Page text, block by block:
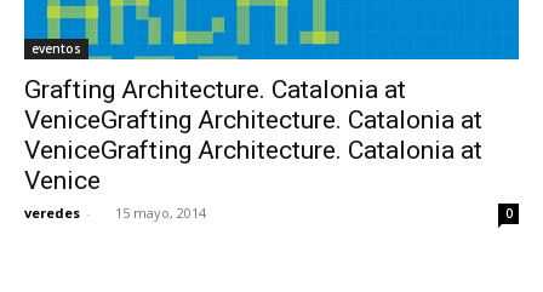
eventos
Grafting Architecture. Catalonia at
VeniceGrafting Architecture. Catalonia at
VeniceGrafting Architecture. Catalonia at
Venice
veredes - 15 mayo, 2014 0